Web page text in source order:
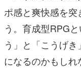
ポ感と爽快感を
う。育成型RPG
う」と「こうげ
になるのかもしれ